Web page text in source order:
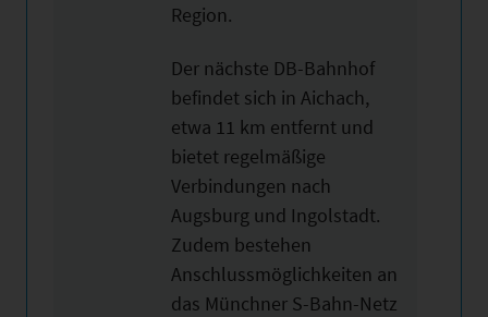
Region.
Der nächste DB-Bahnhof
befindet sich in Aichach,
etwa 11 km entfernt und
bietet regelmäßige
Verbindungen nach
Augsburg und Ingolstadt.
Zudem bestehen
Anschlussmöglichkeiten an
das Münchner S-Bahn-Netz